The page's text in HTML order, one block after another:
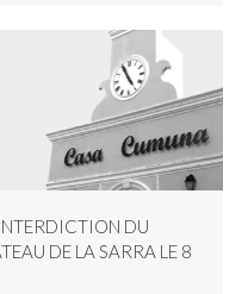
DU
DE LA SARRA LE 8